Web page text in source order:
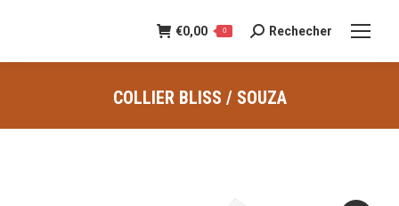
€0,00 0
Recherche
:
Rechecher
COLLIER BLISS / SOUZA